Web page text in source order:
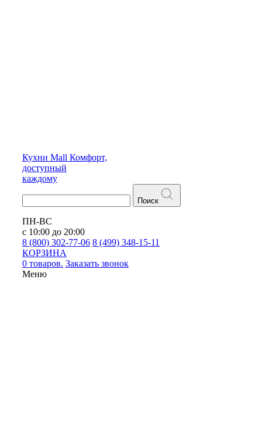
Кухни Mall Комфорт,
доступный
каждому
Поиск
ПН-ВС
с 10:00 до 20:00
8 (800) 302-77-06 8 (499) 348-15-11
КОРЗИНА
0 товаров. Заказать звонок
Меню